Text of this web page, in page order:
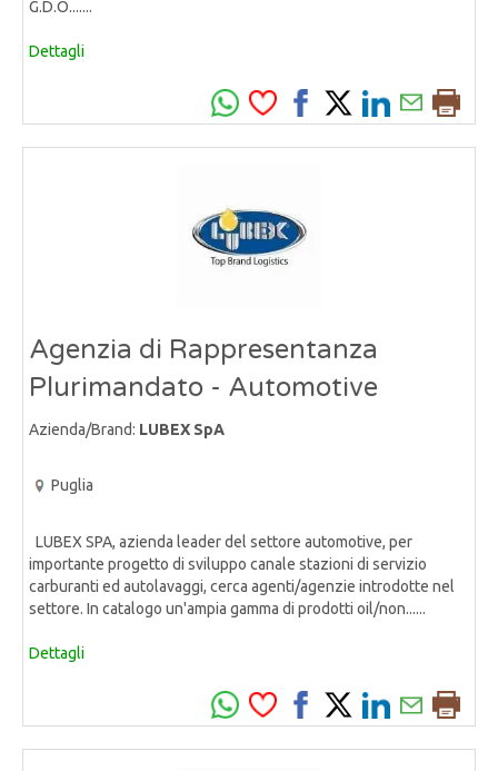
G.D.O.......
Dettagli
Agenzia di Rappresentanza
Plurimandato - Automotive
Azienda/Brand: LUBEX SpA
Puglia
LUBEX SPA, azienda leader del settore automotive, per
importante progetto di sviluppo canale stazioni di servizio
carburanti ed autolavaggi, cerca agenti/agenzie introdotte nel
settore. In catalogo un'ampia gamma di prodotti oil/non......
Dettagli